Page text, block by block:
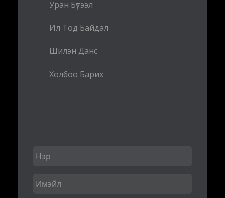
Уран Бүтээл
Ил Тод Байдал
Шилэн Данс
Холбоо Барих